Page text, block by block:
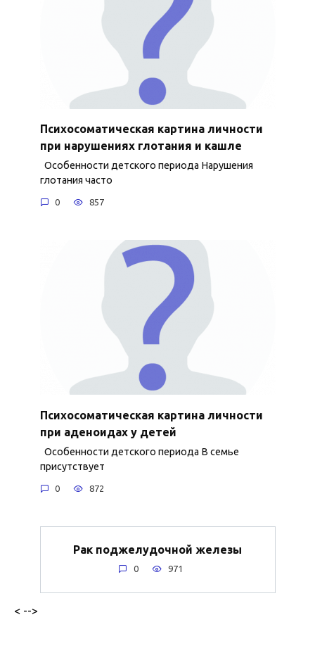
Психосоматическая картина личности
при нарушениях глотания и кашле
Особенности детского периода Нарушения
глотания часто
0 857
Психосоматическая картина личности
при аденоидах у детей
Особенности детского периода В семье
присутствует
0 872
Рак поджелудочной железы
0 971
< -->